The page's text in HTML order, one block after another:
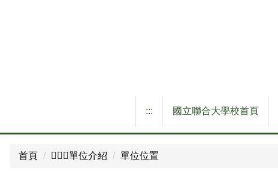
:::
國立聯合大學校首頁
首頁 🙋🏼‍♀️單位介紹 單位位置